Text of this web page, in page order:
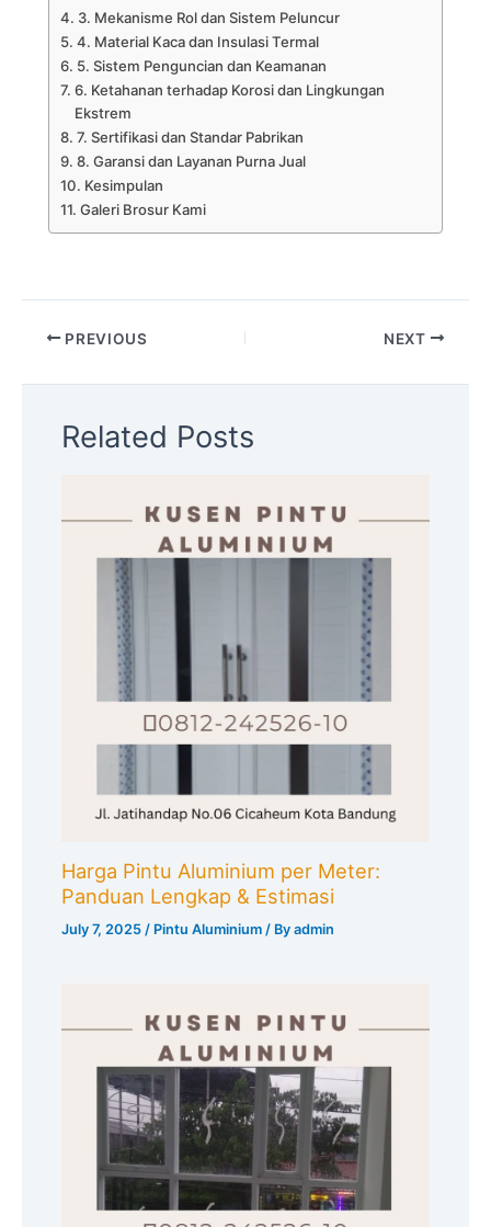
3. Mekanisme Rol dan Sistem Peluncur
4. Material Kaca dan Insulasi Termal
5. Sistem Penguncian dan Keamanan
6. Ketahanan terhadap Korosi dan Lingkungan
Ekstrem
7. Sertifikasi dan Standar Pabrikan
8. Garansi dan Layanan Purna Jual
Kesimpulan
Galeri Brosur Kami
PREVIOUS NEXT
Related Posts
Harga Pintu Aluminium per Meter:
Panduan Lengkap & Estimasi
July 7, 2025/ Pintu Aluminium / Byadmin